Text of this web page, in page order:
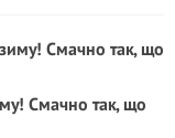
Смачно так, що